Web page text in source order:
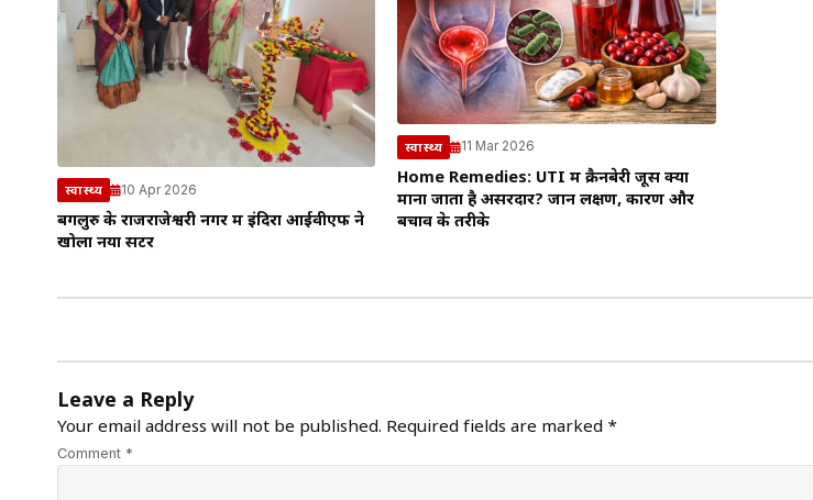
स्वास्थ्य 10 Apr 2026
बेंगलुरु के राजराजेश्वरी नगर में इंदिरा आईवीएफ ने
खोला नया सेंटर
स्वास्थ्य 11 Mar 2026
Home Remedies: UTI में क्रैनबेरी जूस क्यों
माना जाता है असरदार? जानें लक्षण, कारण और
बचाव के तरीके
Leave a Reply
Your email address will not be published. Required fields are marked *
Comment *